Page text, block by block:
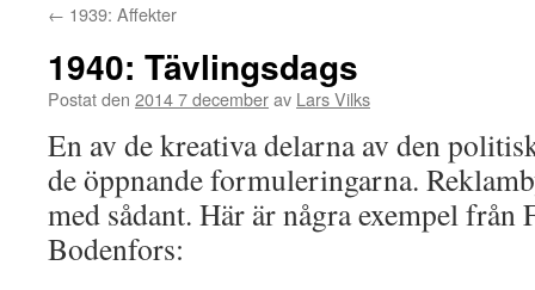
← 1939: Affekter
1940: Tävlingsdags
Postat den 2014 7 decemberav Lars Vilks
En av de kreativa delarna av den
de öppnande formuleringarna.
med sådant. Här är några exempel från
Bodenfors: